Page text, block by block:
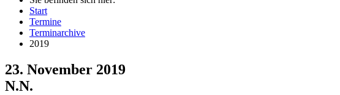
Start
Termine
Terminarchive
2019
23. November 2019
N.N.